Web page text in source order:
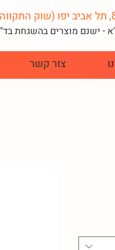
- ישנם מוצרים בהשגחת בד"
צור קשר